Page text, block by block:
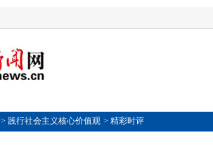
> 践行社会主义核心价值观 > 精彩时评